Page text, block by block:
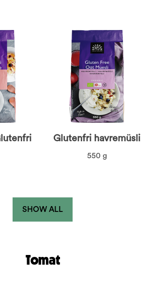
Glutenfri havremüsli
550 g
SHOW ALL
Tomat